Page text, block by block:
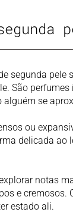
segunda
São
alguém se
ou
delicada ao
notas
e
estado ali.